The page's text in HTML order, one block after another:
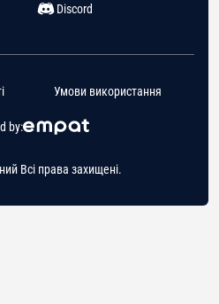
Discord
Всі права захищені.
by:
Умови використання